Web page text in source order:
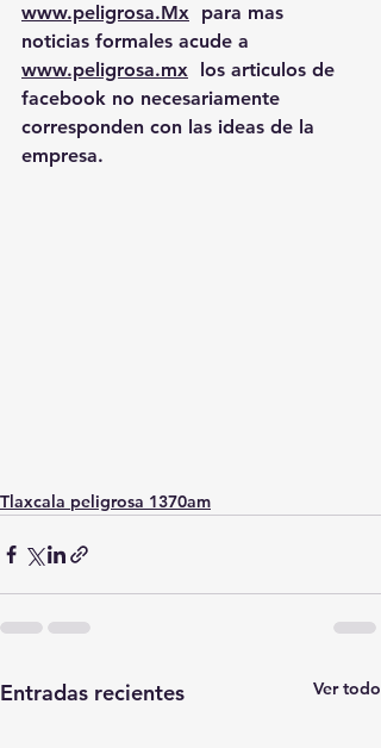
www.peligrosa.Mx para mas
noticias formales acude a
www.peligrosa.mx los articulos de
facebook no necesariamente
corresponden con las ideas de la
empresa.
Tlaxcala peligrosa 1370am
Entradas recientes Ver todo